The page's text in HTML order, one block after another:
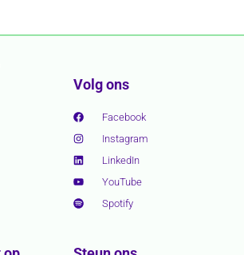
Volg ons
Facebook
Instagram
LinkedIn
YouTube
Spotify